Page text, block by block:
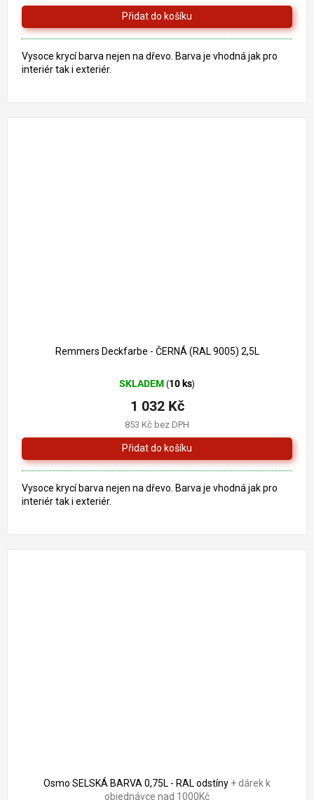
z
5
hvězdiček.
Vysoce krycí barva nejen na dřevo. Barva je vhodná jak pro
interiér tak i exteriér.
Remmers Deckfarbe - ČERNÁ (RAL 9005) 2,5L
SKLADEM (10 ks)
853 Kč bez DPH
1 032 Kč
Vysoce krycí barva nejen na dřevo. Barva je vhodná jak pro
interiér tak i exteriér.
Osmo SELSKÁ BARVA 0,75L - RAL odstíny + dárek k
objednávce nad 1000Kč